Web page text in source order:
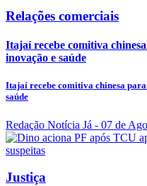
Relações comerciais
Itajaí recebe comitiva
inovação e saúde
Itajaí recebe comitiva chinesa
saúde
Redação Notícia Já - 07 de Ago
Justiça